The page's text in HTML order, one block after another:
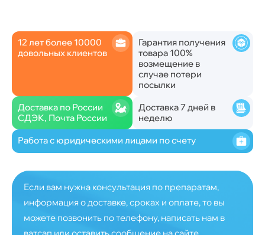
12 лет более 10000
довольных клиентов
Гарантия получения
товара 100%
возмещение в
случае потери
посылки
Доставка по России
СДЭК, Почта России
Доставка 7 дней в
неделю
Работа с юридическими лицами по счету
Если вам нужна консультация по препаратам,
информация о доставке, сроках и оплате, то вы
можете позвонить по телефону, написать нам в
ватсап или оставить сообщение на сайте